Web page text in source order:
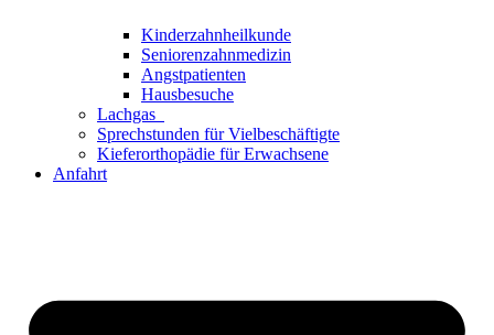
Kinderzahnheilkunde
Seniorenzahnmedizin
Angstpatienten
Hausbesuche
Lachgas
Sprechstunden für Vielbeschäftigte
Kieferorthopädie für Erwachsene
Anfahrt